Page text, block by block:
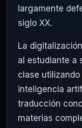
largamente
siglo XX.
La
al estudiante a
clase
inteligencia
traducción
materias